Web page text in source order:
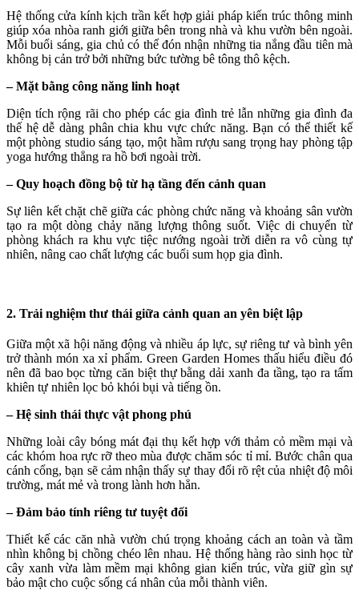
Hệ thống cửa kính kịch trần kết hợp giải pháp kiến trúc thông minh
giúp xóa nhòa ranh giới giữa bên trong nhà và khu vườn bên ngoài.
Mỗi buổi sáng, gia chủ có thể đón nhận những tia nắng đầu tiên mà
không bị cản trở bởi những bức tường bê tông thô kệch.
– Mặt bằng công năng linh hoạt
Diện tích rộng rãi cho phép các gia đình trẻ lẫn những gia đình đa
thế hệ dễ dàng phân chia khu vực chức năng. Bạn có thể thiết kế
một phòng studio sáng tạo, một hầm rượu sang trọng hay phòng tập
yoga hướng thẳng ra hồ bơi ngoài trời.
– Quy hoạch đồng bộ từ hạ tầng đến cảnh quan
Sự liên kết chặt chẽ giữa các phòng chức năng và khoảng sân vườn
tạo ra một dòng chảy năng lượng thông suốt. Việc di chuyển từ
phòng khách ra khu vực tiệc nướng ngoài trời diễn ra vô cùng tự
nhiên, nâng cao chất lượng các buổi sum họp gia đình.
2. Trải nghiệm thư thái giữa cảnh quan an yên biệt lập
Giữa một xã hội năng động và nhiều áp lực, sự riêng tư và bình yên
trở thành món xa xỉ phẩm. Green Garden Homes thấu hiểu điều đó
nên đã bao bọc từng căn biệt thự bằng dải xanh đa tầng, tạo ra tấm
khiên tự nhiên lọc bỏ khói bụi và tiếng ồn.
– Hệ sinh thái thực vật phong phú
Những loài cây bóng mát đại thụ kết hợp với thảm cỏ mềm mại và
các khóm hoa rực rỡ theo mùa được chăm sóc tỉ mỉ. Bước chân qua
cánh cổng, bạn sẽ cảm nhận thấy sự thay đổi rõ rệt của nhiệt độ môi
trường, mát mẻ và trong lành hơn hẳn.
– Đảm bảo tính riêng tư tuyệt đối
Thiết kế các căn nhà vườn chú trọng khoảng cách an toàn và tầm
nhìn không bị chồng chéo lên nhau. Hệ thống hàng rào sinh học từ
cây xanh vừa làm mềm mại không gian kiến trúc, vừa giữ gìn sự
bảo mật cho cuộc sống cá nhân của mỗi thành viên.